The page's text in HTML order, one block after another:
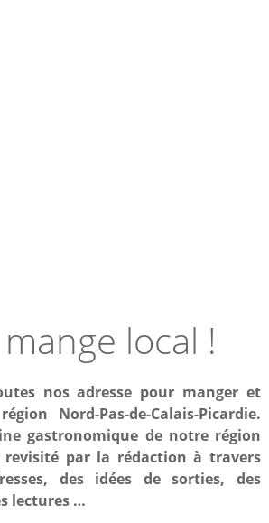
local !
nos adresse pour manger et
Nord-Pas-de-Calais-Picardie.
gastronomique de notre région
revisité par la rédaction à travers
des idées de sorties, des
lectures …